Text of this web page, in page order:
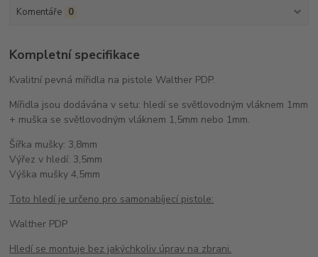
Komentáře 0
Kompletní specifikace
Kvalitní pevná mířidla na pistole Walther PDP.
Mířidla jsou dodávána v setu: hledí se světlovodným vláknem 1mm
+ muška se světlovodným vláknem 1,5mm nebo 1mm.
Šířka mušky: 3,8mm
Výřez v hledí: 3,5mm
Výška mušky 4,5mm
Toto hledí je určeno pro samonabíjecí pistole:
Walther PDP
Hledí se montuje bez jakýchkoliv úprav na zbrani.